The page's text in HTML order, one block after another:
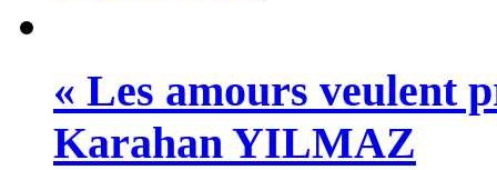
« Les amours veulent
Karahan YILMAZ